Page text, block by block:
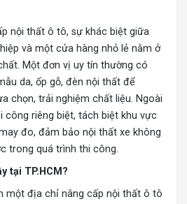
nội thất ô tô, sự khác biệt giữa
và một cửa hàng nhỏ lẻ nằm ở
Một đơn vị uy tín thường có
da, ốp gỗ, đèn nội thất để
chọn, trải nghiệm chất liệu. Ngoài
công riêng biệt, tách biệt khu vực
đo, đảm bảo nội thất xe không
trong quá trình thi công.
tại TP.HCM?
một địa chỉ nâng cấp nội thất ô tô